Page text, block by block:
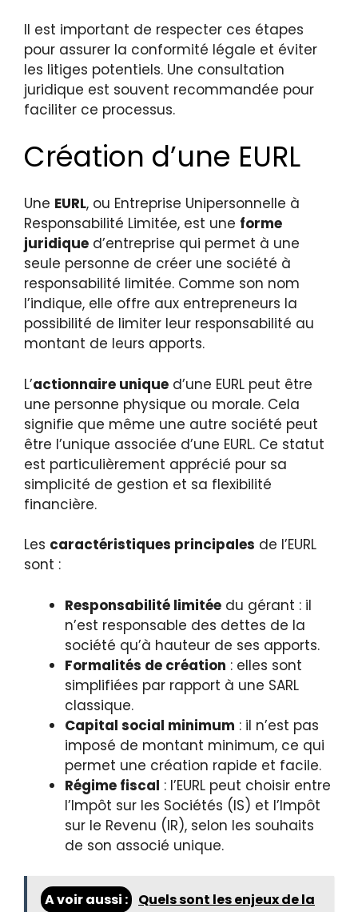
Il est important de respecter ces étapes
pour assurer la conformité légale et éviter
les litiges potentiels. Une consultation
juridique est souvent recommandée pour
faciliter ce processus.
Création d’une EURL
Une EURL, ou Entreprise Unipersonnelle à
Responsabilité Limitée, est une forme
juridique d’entreprise qui permet à une
seule personne de créer une société à
responsabilité limitée. Comme son nom
l’indique, elle offre aux entrepreneurs la
possibilité de limiter leur responsabilité au
montant de leurs apports.
L’actionnaire unique d’une EURL peut être
une personne physique ou morale. Cela
signifie que même une autre société peut
être l’unique associée d’une EURL. Ce statut
est particulièrement apprécié pour sa
simplicité de gestion et sa flexibilité
financière.
Les caractéristiques principales de l’EURL
sont :
Responsabilité limitée du gérant : il
n’est responsable des dettes de la
société qu’à hauteur de ses apports.
Formalités de création : elles sont
simplifiées par rapport à une SARL
classique.
Capital social minimum : il n’est pas
imposé de montant minimum, ce qui
permet une création rapide et facile.
Régime fiscal : l’EURL peut choisir entre
l’Impôt sur les Sociétés (IS) et l’Impôt
sur le Revenu (IR), selon les souhaits
de son associé unique.
A voir aussi :
Quels sont les enjeux de la